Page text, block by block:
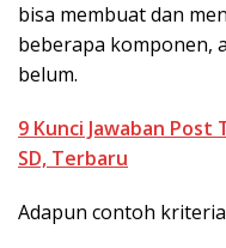
bisa membuat dan
beberapa komponen,
belum.
9 Kunci Jawaban
SD, Terbaru
Adapun contoh